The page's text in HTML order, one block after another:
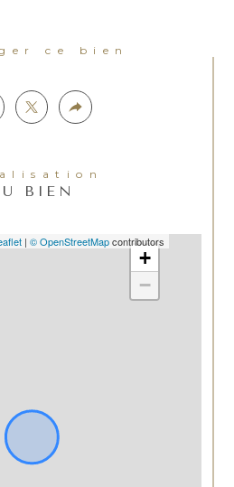
ce bien
BIEN
+
−
| © OpenStreetMapcontributors